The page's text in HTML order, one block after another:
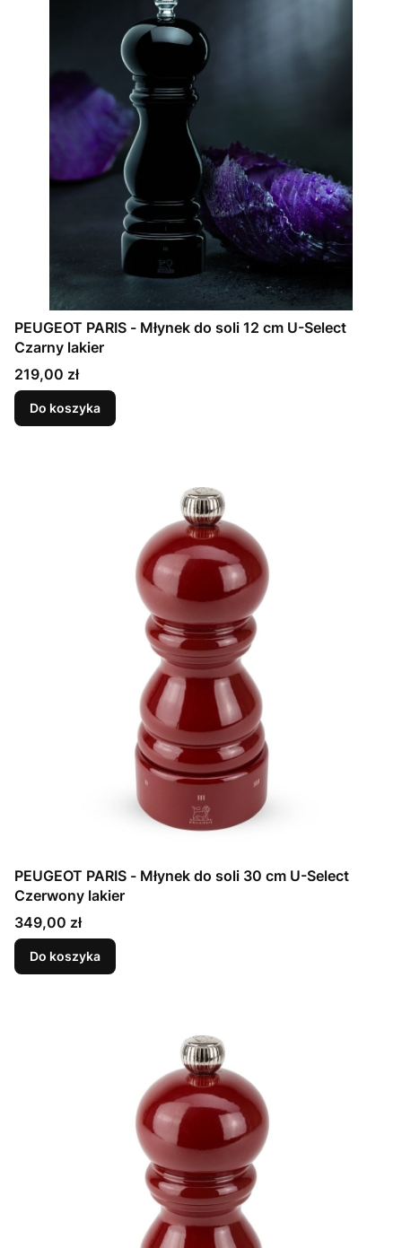
PEUGEOT PARIS - Młynek do soli 12 cm U-Select
Czarny lakier
Cena
219,00 zł
Do koszyka
PEUGEOT PARIS - Młynek do soli 30 cm U-Select
Czerwony lakier
Cena
349,00 zł
Do koszyka